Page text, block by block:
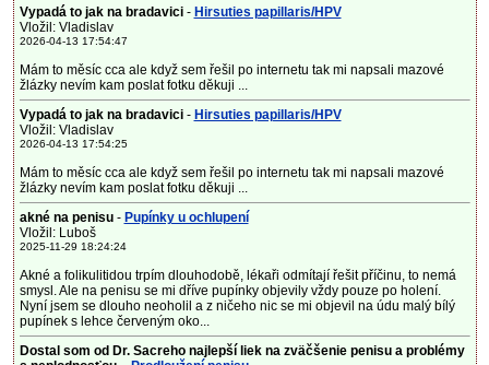
Vypadá to jak na bradavici - Hirsuties papillaris/HPV
Vložil: Vladislav
2026-04-13 17:54:47
Mám to měsíc cca ale když sem řešil po internetu tak mi napsali mazové
žlázky nevím kam poslat fotku děkuji ...
Vypadá to jak na bradavici - Hirsuties papillaris/HPV
Vložil: Vladislav
2026-04-13 17:54:25
Mám to měsíc cca ale když sem řešil po internetu tak mi napsali mazové
žlázky nevím kam poslat fotku děkuji ...
akné na penisu- Pupínky u ochlupení
Vložil: Luboš
2025-11-29 18:24:24
Akné a folikulitidou trpím dlouhodobě, lékaři odmítají řešit příčinu, to nemá
smysl. Ale na penisu se mi dříve pupínky objevily vždy pouze po holení.
Nyní jsem se dlouho neoholil a z ničeho nic se mi objevil na údu malý bílý
pupínek s lehce červeným oko...
Dostal som od Dr. Sacreho najlepší liek na zväčšenie penisu a problémy